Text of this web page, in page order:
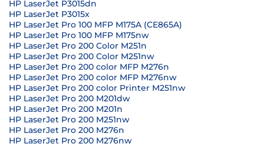
HP LaserJet P3015dn
HP LaserJet P3015x
HP LaserJet Pro 100 MFP M175A (CE865A)
HP LaserJet Pro 100 MFP M175nw
HP LaserJet Pro 200 Color M251n
HP LaserJet Pro 200 Color M251nw
HP LaserJet Pro 200 color MFP M276n
HP LaserJet Pro 200 color MFP M276nw
HP LaserJet Pro 200 color Printer M251nw
HP LaserJet Pro 200 M201dw
HP LaserJet Pro 200 M201n
HP LaserJet Pro 200 M251nw
HP LaserJet Pro 200 M276n
HP LaserJet Pro 200 M276nw